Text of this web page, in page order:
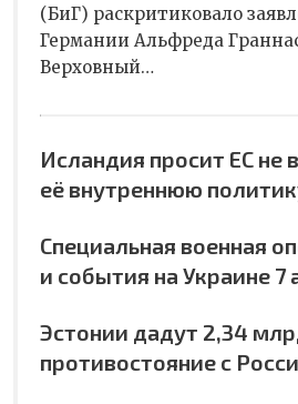
(БиГ) раскритиковало
Германии Альфреда
Верховный…
Исландия просит ЕС не
её внутреннюю
Специальная военная
и события на Украине 7
Эстонии дадут 2,34
противостояние с